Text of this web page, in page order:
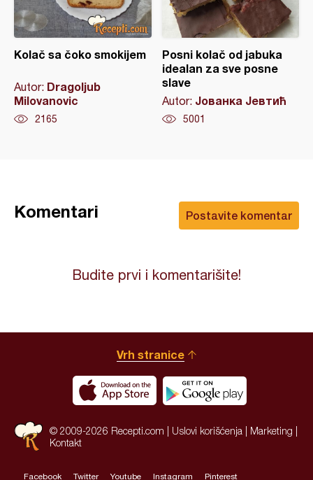
Kolač sa čoko smokijem
Autor: Dragoljub
Milovanovic
2165
Posni kolač od jabuka
idealan za sve posne
slave
Autor: Јованка Јевтић
5001
Postavite komentar
Komentari
Budite prvi i komentarišite!
Vrh stranice
© 2009-2026 Recepti.com | Uslovi korišćenja Marketing
Kontakt
Facebook Twitter Youtube Instagram Pinterest